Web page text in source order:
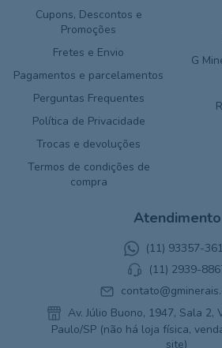
Cupons, Descontos e
Promoções
Fretes e Envio
Pagamentos e parcelamentos
Perguntas Frequentes
Política de Privacidade
Trocas e devoluções
Termos de condições de
compra
G
Atendimento
(11) 93357-
(11) 2939-
Av. Júlio Buono, 1947, Sala 2,
Paulo/SP (não há loja física,
site)